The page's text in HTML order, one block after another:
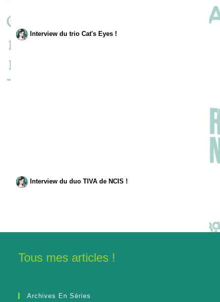
Interview du trio Cat's Eyes !
Interview du duo TIVA de NCIS !
Tous mes articles !
Archives En Séries